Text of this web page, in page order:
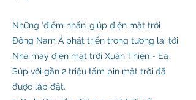
Những ‘điểm nhấn’ giúp điện mặt trời
Đông Nam Á phát triển trong tương lai tới
Nhà máy điện mặt trời Xuân Thiện - Ea
Súp với gần 2 triệu tấm pin mặt trời đã
được lắp đặt.